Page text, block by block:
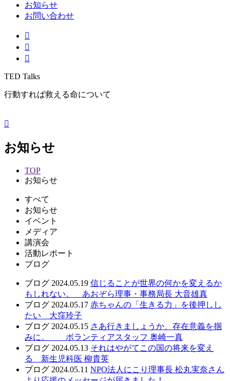
お知らせ
お問い合わせ
TED Talks
行動すれば救える命について
お知らせ
TOP
お知らせ
すべて
お知らせ
イベント
メディア
講演会
活動レポート
ブログ
ブログ 2024.05.19 信じることが世界の何かを変えるか
もしれない。 あおぞら理事・事務局長 大音雄真
ブログ 2024.05.17 赤ちゃんの「生きる力」を後押しし
たい 大窪玲子
ブログ 2024.05.15 さあ行きましょうか、存在意義を掴
みに。 ボランティアスタッフ 奥崎一真
ブログ 2024.05.13 それはやがてこの国の将来を変え
る 新生児科医 柳貴英
ブログ 2024.05.11 NPO法人にこり理事長 松丸実奈さん